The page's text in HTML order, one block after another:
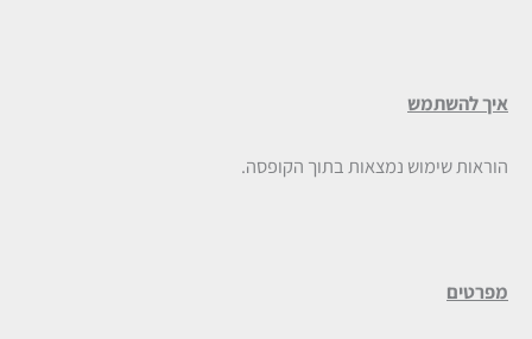
איך להשתמש
הוראות שימוש נמצאות בתוך הקופסה.
מפרטים